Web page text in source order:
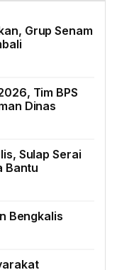
Grup Senam
Tim BPS
Dinas
Sulap Serai
Bantu
Bengkalis